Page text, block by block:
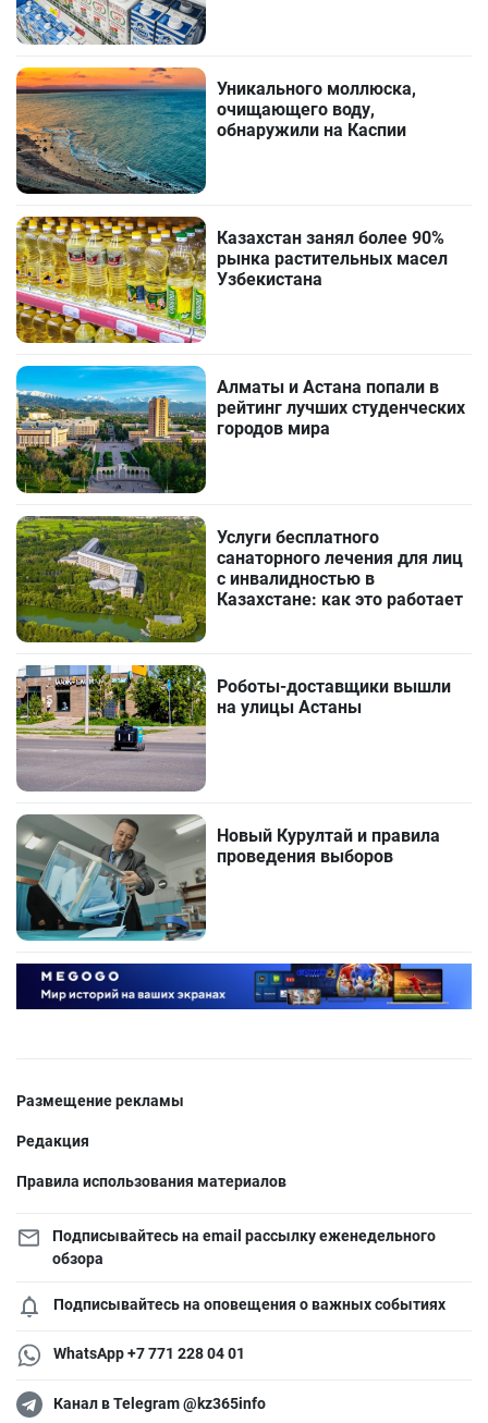
Уникального моллюска,
очищающего воду,
обнаружили на Каспии
Казахстан занял более 90%
рынка растительных масел
Узбекистана
Алматы и Астана попали в
рейтинг лучших студенческих
городов мира
Услуги бесплатного
санаторного лечения для лиц
с инвалидностью в
Казахстане: как это работает
Роботы-доставщики вышли
на улицы Астаны
Новый Курултай и правила
проведения выборов
Размещение рекламы
Редакция
Правила использования материалов
Подписывайтесь на email рассылку еженедельного
обзора
Подписывайтесь на оповещения о важных событиях
WhatsApp +7 771 228 04 01
Канал в Telegram @kz365info